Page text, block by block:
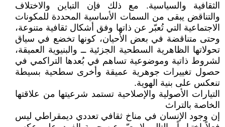
الثقافية والسياسية. مع ذلك فإن التباين والاختلاف
والتناقض يبقى من السمات الأساسية المحددة للمكونات
الاجتماعية التي تُعبّر عن ذاتها وفق أشكال ثقافية متنوعة،
وحتى متناقضة في بعض الأحيان، كونها تخضع في سياق
تحولاتها الظاهرية السطحية الجزئية ــ والبنيوية العميقة،
لشروط ذاتية وموضوعية تساهم في بُعدها التراكمي في
حصول تغييرات جوهرية عميقة وأخرى سطحية بسيطة
تنعكس على بنية الهوية.
التيارات الأصولية والإصلاحية تستمد شرعيتها من علاقتها
الخاصة بالتراث
إن وجود الإنسان في مناخ ثقافي تعددي ديمقراطي ليس